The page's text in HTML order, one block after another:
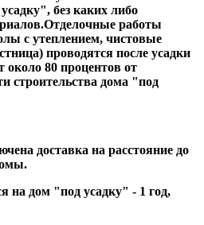
без каких либо
работы
с утеплением, чистовые
проводятся после усадки
около 80 процентов от
строительства дома "под
доставка на расстояние до
на дом "под усадку" - 1 год,